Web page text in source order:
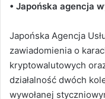
• Japońska agencja
Japońska Agencja
zawiadomienia o
kryptowalutowych
działalność dwóch
wywołanej